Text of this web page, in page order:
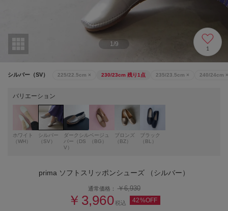
1 /9
1
シルバー（SV） 225/22.5cm × 230/23cm 残り1点 235/23.5cm × 240/24cm ×
バリエーション
ホワイト
（WH）
シルバー
（SV）
ダークシル
バー（DS
V）
ベージュ
（BG）
ブロンズ
（BZ）
ブラック
（BL）
prima ソフトスリッポンシューズ （シルバー）
通常価格：￥6,930
￥3,960税込 42%OFF